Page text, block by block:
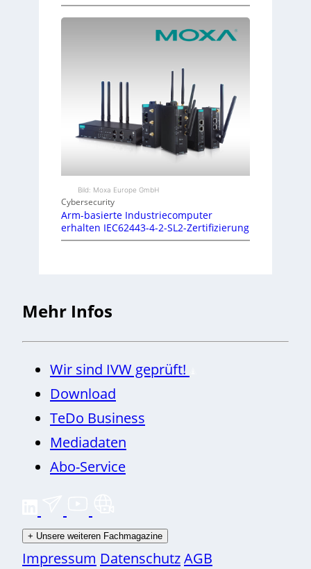
Bild: Moxa Europe GmbH
Cybersecurity
Arm-basierte Industriecomputer
erhalten IEC62443-4-2-SL2-Zertifizierung
Mehr Infos
Wir sind IVW geprüft!
Download
TeDo Business
Mediadaten
Abo-Service
+ Unsere weiteren Fachmagazine
Impressum DatenschutzAGB